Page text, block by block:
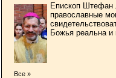
Епископ Штефан
православные
Божья реальна и
Все »